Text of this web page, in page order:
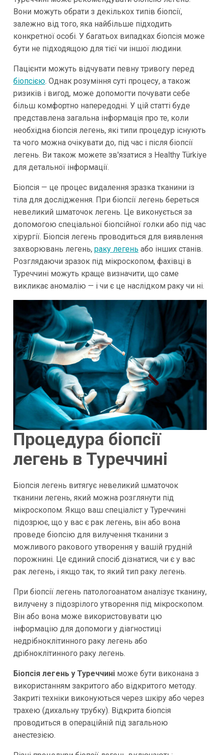
Вони можуть обрати з декількох типів біопсії,
залежно від того, яка найбільше підходить
конкретної особі. У багатьох випадках біопсія може
бути не підходящою для тієї чи іншої людини.
Пацієнти можуть відчувати певну тривогу перед
біопсією. Однак розуміння суті процесу, а також
ризиків і вигод, може допомогти почувати себе
більш комфортно напередодні. У цій статті буде
представлена загальна інформація про те, коли
необхідна біопсія легень, які типи процедур існують
та чого можна очікувати до, під час і після біопсії
легень. Ви також можете зв'язатися з Healthy Türkiye
для детальної інформації.
Біопсія — це процес видалення зразка тканини із
тіла для дослідження. При біопсії легень береться
невеликий шматочок легень. Це виконується за
допомогою спеціальної біопсійної голки або під час
хірургії. Біопсія легень проводиться для виявлення
захворювань легень, раку легень або інших станів.
Розглядаючи зразок під мікроскопом, фахівці в
Туреччині можуть краще визначити, що саме
викликає аномалію — і чи є це наслідком раку чи ні.
Процедура біопсії
легень в Туреччині
Біопсія легень витягує невеликий шматочок
тканини легень, який можна розглянути під
мікроскопом. Якщо ваш спеціаліст у Туреччині
підозрює, що у вас є рак легень, він або вона
проведе біопсію для вилучення тканини з
можливого ракового утворення у вашій грудній
порожнині. Це єдиний спосіб дізнатися, чи є у вас
рак легень, і якщо так, то який тип раку легень.
При біопсії легень патологоанатом аналізує тканину,
вилучену з підозрілого утворення під мікроскопом.
Він або вона може використовувати цю
інформацію для допомоги у діагностиці
недрібноклітинного раку легень або
дрібноклітинного раку легень.
Біопсія легень у Туреччиніможе бути виконана з
використанням закритого або відкритого методу.
Закриті техніки виконуються через шкіру або через
трахею (дихальну трубку). Відкрита біопсія
проводиться в операційній під загальною
анестезією.